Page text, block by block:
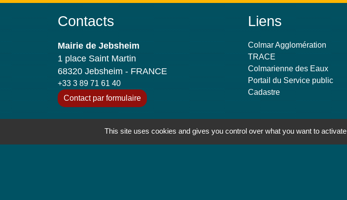
Contacts
Mairie de Jebsheim
1 place Saint Martin
68320 Jebsheim - FRANCE
+33 3 89 71 61 40
Contact par formulaire
Liens
Colmar Agglomération
TRACE
Colmarienne des Eaux
Portail du Service public
Cadastre
This site uses cookies and gives you control over what you want to activate